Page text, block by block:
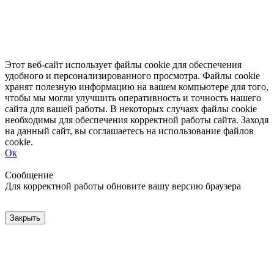
Этот веб-сайт использует файлы cookie для обеспечения
удобного и персонализированного просмотра. Файлы cookie
хранят полезную информацию на вашем компьютере для того,
чтобы мы могли улучшить оперативность и точность нашего
сайта для вашей работы. В некоторых случаях файлы cookie
необходимы для обеспечения корректной работы сайта. Заходя
на данный сайт, вы соглашаетесь на использование файлов
cookie.
Ок
Сообщение
Для корректной работы обновите вашу версию браузера
Закрыть